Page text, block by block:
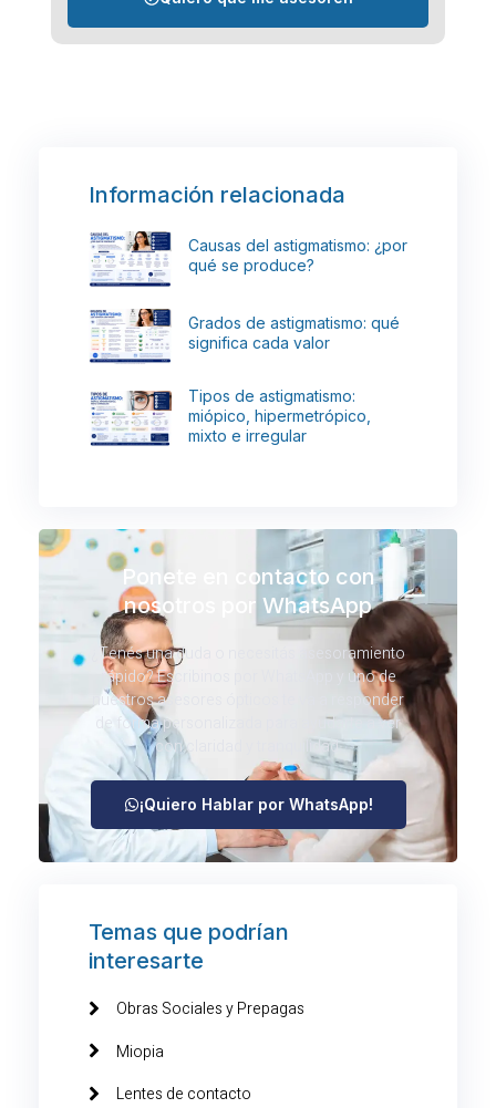
Información relacionada
Causas del astigmatismo: ¿por
qué se produce?
Grados de astigmatismo: qué
significa cada valor
Tipos de astigmatismo:
miópico, hipermetrópico,
mixto e irregular
Ponete en contacto con
nosotros por WhatsApp
¿Tenés una duda o necesitás asesoramiento
rápido? Escribinos por WhatsApp y uno de
nuestros asesores ópticos te va a responder
de forma personalizada para ayudarte a ver
con claridad y tranquilidad.
¡Quiero Hablar por WhatsApp!
Temas que podrían
interesarte
Obras Sociales y Prepagas
Miopia
Lentes de contacto